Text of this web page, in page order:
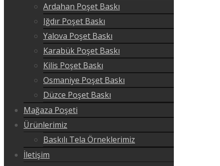
Ardahan Poşet Baskı
Iğdır Poşet Baskı
Yalova Poşet Baskı
Karabük Poşet Baskı
Kilis Poşet Baskı
Osmaniye Poşet Baskı
Düzce Poşet Baskı
Mağaza Poşeti
Ürünlerimiz
Baskılı Tela Örneklerimiz
İletişim